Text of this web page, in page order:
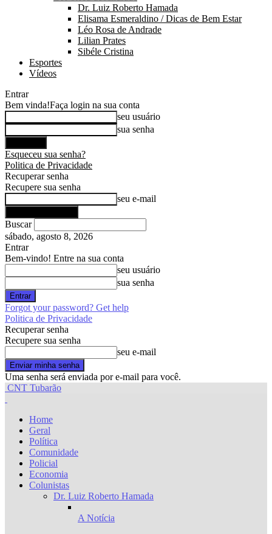
Dr. Luiz Roberto Hamada
Elisama Esmeraldino / Dicas de Bem Estar
Léo Rosa de Andrade
Lilian Prates
Sibéle Cristina
Esportes
Vídeos
Entrar
Bem vinda!Faça login na sua conta
seu usuário
sua senha
Esqueceu sua senha?
Politica de Privacidade
Recuperar senha
Recupere sua senha
seu e-mail
Buscar
sábado, agosto 8, 2026
Entrar
Bem-vindo! Entre na sua conta
seu usuário
sua senha
Forgot your password? Get help
Politica de Privacidade
Recuperar senha
Recupere sua senha
seu e-mail
Uma senha será enviada por e-mail para você.
CNT Tubarão
Home
Geral
Política
Comunidade
Policial
Economia
Colunistas
Dr. Luiz Roberto Hamada
A Notícia